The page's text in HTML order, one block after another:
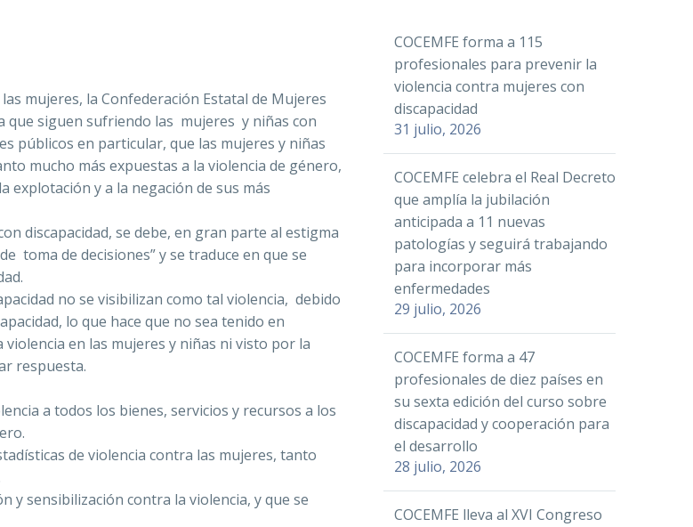
WhatsApp
Compartir
mujeres, la Confederación Estatal de Mujeres
que siguen sufriendo las mujeres y niñas con
públicos en particular, que las mujeres y niñas
mucho más expuestas a la violencia de género,
explotación y a la negación de sus más
discapacidad, se debe, en gran parte al estigma
toma de decisiones” y se traduce en que se
no se visibilizan como tal violencia, debido
lo que hace que no sea tenido en
en las mujeres y niñas ni visto por la
respuesta.
a todos los bienes, servicios y recursos a los
de violencia contra las mujeres, tanto
y sensibilización contra la violencia, y que se
COCEMFE forma a 115
profesionales para prevenir la
violencia contra mujeres con
discapacidad
31 julio, 2026
COCEMFE celebra el Real Decreto
que amplía la jubilación
anticipada a 11 nuevas
patologías y seguirá trabajando
para incorporar más
enfermedades
29 julio, 2026
COCEMFE forma a 47
profesionales de diez países en
su sexta edición del curso sobre
discapacidad y cooperación para
el desarrollo
28 julio, 2026
COCEMFE lleva al XVI Congreso